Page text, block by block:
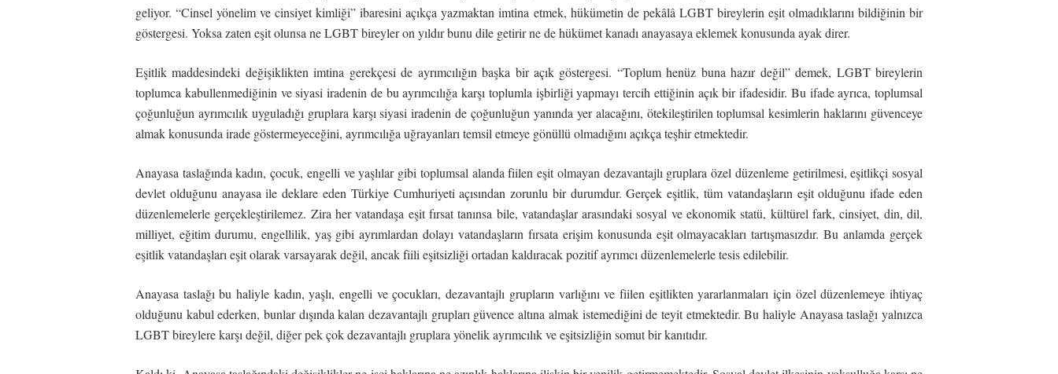
geliyor. “Cinsel yönelim ve cinsiyet kimliği” ibaresini açıkça yazmaktan imtina etmek, hükümetin de pekâlâ LGBT bireylerin eşit olmadıklarını bildiğinin bir
göstergesi. Yoksa zaten eşit olunsa ne LGBT bireyler on yıldır bunu dile getirir ne de hükümet kanadı anayasaya eklemek konusunda ayak direr.
Eşitlik maddesindeki değişiklikten imtina gerekçesi de ayrımcılığın başka bir açık göstergesi. “Toplum henüz buna hazır değil” demek, LGBT bireylerin
toplumca kabullenmediğinin ve siyasi iradenin de bu ayrımcılığa karşı toplumla işbirliği yapmayı tercih ettiğinin açık bir ifadesidir. Bu ifade ayrıca, toplumsal
çoğunluğun ayrımcılık uyguladığı gruplara karşı siyasi iradenin de çoğunluğun yanında yer alacağını, ötekileştirilen toplumsal kesimlerin haklarını güvenceye
almak konusunda irade göstermeyeceğini, ayrımcılığa uğrayanları temsil etmeye gönüllü olmadığını açıkça teşhir etmektedir.
Anayasa taslağında kadın, çocuk, engelli ve yaşlılar gibi toplumsal alanda fiilen eşit olmayan dezavantajlı gruplara özel düzenleme getirilmesi, eşitlikçi sosyal
devlet olduğunu anayasa ile deklare eden Türkiye Cumhuriyeti açısından zorunlu bir durumdur. Gerçek eşitlik, tüm vatandaşların eşit olduğunu ifade eden
düzenlemelerle gerçekleştirilemez. Zira her vatandaşa eşit fırsat tanınsa bile, vatandaşlar arasındaki sosyal ve ekonomik statü, kültürel fark, cinsiyet, din, dil,
milliyet, eğitim durumu, engellilik, yaş gibi ayrımlardan dolayı vatandaşların fırsata erişim konusunda eşit olmayacakları tartışmasızdır. Bu anlamda gerçek
eşitlik vatandaşları eşit olarak varsayarak değil, ancak fiili eşitsizliği ortadan kaldıracak pozitif ayrımcı düzenlemelerle tesis edilebilir.
Anayasa taslağı bu haliyle kadın, yaşlı, engelli ve çocukları, dezavantajlı grupların varlığını ve fiilen eşitlikten yararlanmaları için özel düzenlemeye ihtiyaç
olduğunu kabul ederken, bunlar dışında kalan dezavantajlı grupları güvence altına almak istemediğini de teyit etmektedir. Bu haliyle Anayasa taslağı yalnızca
LGBT bireylere karşı değil, diğer pek çok dezavantajlı gruplara yönelik ayrımcılık ve eşitsizliğin somut bir kanıtıdır.